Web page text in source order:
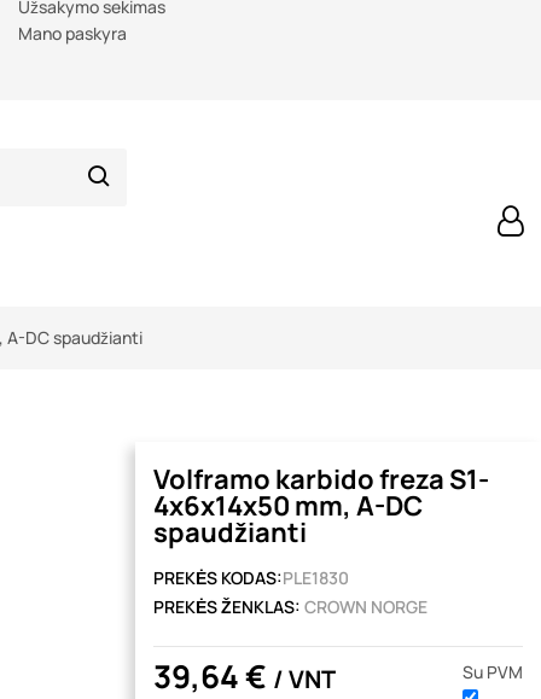
Užsakymo sekimas
Mano paskyra
A-DC spaudžianti
Volframo karbido freza S1-
4x6x14x50 mm, A-DC
spaudžianti
PREKĖS KODAS:PLE1830
PREKĖS ŽENKLAS: CROWN NORGE
39,64 € / VNT Su PVM